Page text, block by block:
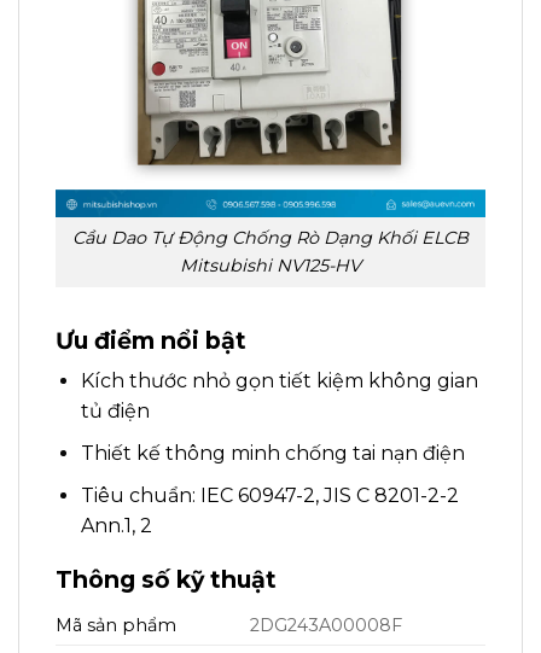
Cầu Dao Tự Động Chống Rò Dạng Khối ELCB
Mitsubishi NV125-HV
Ưu điểm nổi bật
Kích thước nhỏ gọn tiết kiệm không gian
tủ điện
Thiết kế thông minh chống tai nạn điện
Tiêu chuẩn: IEC 60947-2, JIS C 8201-2-2
Ann.1, 2
Thông số kỹ thuật
Mã sản phẩm
2DG243A00008F